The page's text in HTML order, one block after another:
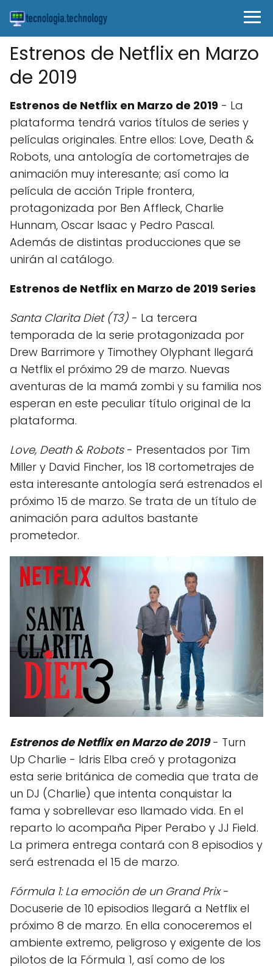
Estrenos de Netflix en Marzo
de 2019
Estrenos de Netflix en Marzo de 2019 - La
plataforma tendrá varios títulos de series y
películas originales. Entre ellos: Love, Death &
Robots, una antología de cortometrajes de
animación muy interesante; así como la
película de acción Triple frontera,
protagonizada por Ben Affleck, Charlie
Hunnam, Oscar Isaac y Pedro Pascal.
Además de distintas producciones que se
unirán al catálogo.
Estrenos de Netflix en Marzo de 2019 Series
Santa Clarita Diet (T3) - La tercera
temporada de la serie protagonizada por
Drew Barrimore y Timothey Olyphant llegará
a Netflix el próximo 29 de marzo. Nuevas
aventuras de la mamá zombi y su familia nos
esperan en este peculiar título original de la
plataforma.
Love, Death & Robots- Presentados por Tim
Miller y David Fincher, los 18 cortometrajes de
esta interesante antología será estrenados el
próximo 15 de marzo. Se trata de un título de
animación para adultos bastante
prometedor.
Estrenos de Netflix en Marzo de 2019- Turn
Up Charlie - Idris Elba creó y protagoniza
esta serie británica de comedia que trata de
un DJ (Charlie) que intenta conquistar la
fama y sobrellevar eso llamado vida. En el
reparto lo acompaña Piper Perabo y JJ Field.
La primera entrega contará con 8 episodios y
será estrenada el 15 de marzo.
Fórmula 1: La emoción de un Grand Prix-
Docuserie de 10 episodios llegará a Netflix el
próximo 8 de marzo. En ella conoceremos el
ambiente extremo, peligroso y exigente de los
pilotos de la Fórmula 1, así como de los